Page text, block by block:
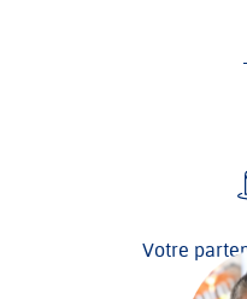
Votre